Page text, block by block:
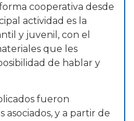
cooperativa desde
actividad es la
y juvenil, con el
que les
de hablar y
fueron
asociados, y a partir de